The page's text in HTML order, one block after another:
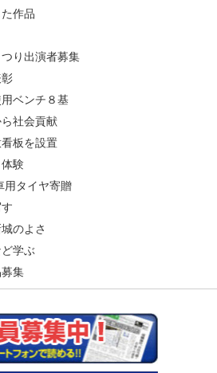
作品
り出演者募集
ベンチ８基
社会貢献
板を設置
験
用タイヤ寄贈
のよさ
学ぶ
集